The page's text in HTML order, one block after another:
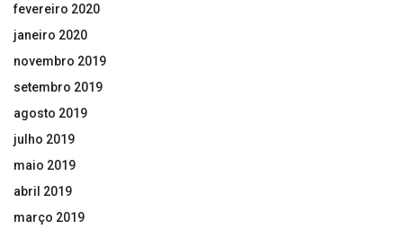
fevereiro 2020
janeiro 2020
novembro 2019
setembro 2019
agosto 2019
julho 2019
maio 2019
abril 2019
março 2019